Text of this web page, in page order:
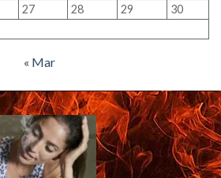
27 28 29
30
« Mar